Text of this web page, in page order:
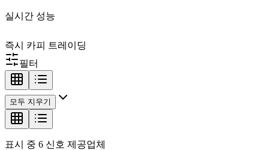
실시간 성능
즉시 카피 트레이딩
필터
모두 지우기
표시 중 6 신호 제공업체